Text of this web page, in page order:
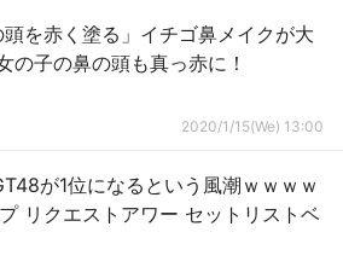
頭を赤く塗る」イチゴ鼻メイクが大
の子の鼻の頭も真っ赤に！
2020/1/15(We) 13:00
が1位になるという風潮ｗｗｗｗ
リクエストアワー セットリストベ